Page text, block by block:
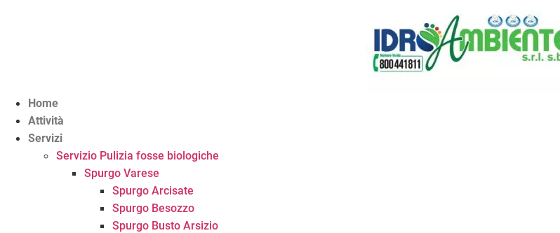
Home
Attività
Servizi
Servizio Pulizia fosse biologiche
Spurgo Varese
Spurgo Arcisate
Spurgo Besozzo
Spurgo Busto Arsizio